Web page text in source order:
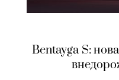
Bentayga S: